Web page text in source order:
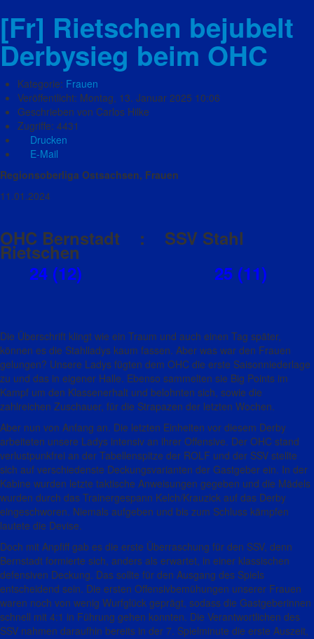
[Fr] Rietschen bejubelt
Derbysieg beim OHC
Kategorie: Frauen
Veröffentlicht: Montag, 13. Januar 2025 10:06
Geschrieben von Carlos Hilke
Zugriffe: 4431
Drucken
E-Mail
Regionsoberliga Ostsachsen, Frauen
11.01.2024
OHC Bernstadt : SSV Stahl
Rietschen
24 (12) 25 (11)
Die Überschrift klingt wie ein Traum und auch einen Tag später,
können es die Stahlladys kaum fassen. Aber was war den Frauen
gelungen? Unsere Ladys fügten dem OHC die erste Saisonniederlage
zu und das in eigener Halle. Ebenso sammelten sie Big Points im
Kampf um den Klassenerhalt und belohnten sich, sowie die
zahlreichen Zuschauer, für die Strapazen der letzten Wochen.
Aber nun von Anfang an. Die letzten Einheiten vor diesem Derby
arbeiteten unsere Ladys intensiv an ihrer Offensive. Der OHC stand
verlustpunkfrei an der Tabellenspitze der ROLF und der SSV stellte
sich auf verschiedenste Deckungsvarianten der Gastgeber ein. In der
Kabine wurden letzte taktische Anweisungen gegeben und die Mädels
wurden durch das Trainergespann Kelch/Krauzick auf das Derby
eingeschworen. Niemals aufgeben und bis zum Schluss kämpfen
lautete die Devise.
Doch mit Anpfiff gab es die erste Überraschung für den SSV, denn
Bernstadt formierte sich, anders als erwartet, in einer klassischen
defensiven Deckung. Das sollte für den Ausgang des Spiels
entscheidend sein. Die ersten Offensivbemühungen unserer Frauen
waren noch von wenig Wurfglück geprägt, sodass die Gastgeberinnen
schnell mit 4:1 in Führung gehen konnten. Die Verantwortlichen des
SSV nahmen daraufhin bereits in der 7. Spielminute die erste Auszeit,